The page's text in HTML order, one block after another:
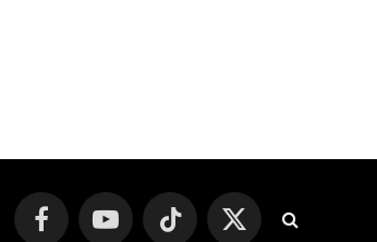
FacebookYouTube TikTok
X